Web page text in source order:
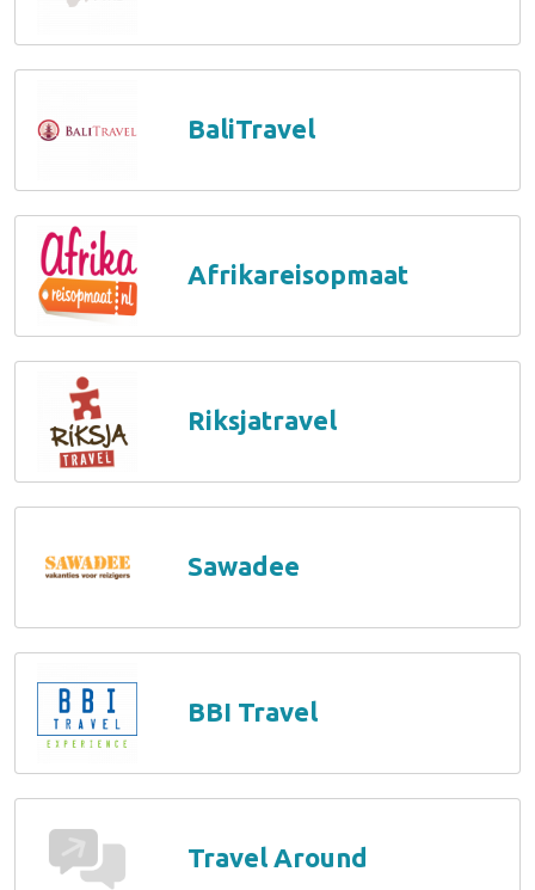
BaliTravel
Afrikareisopmaat
Riksjatravel
Sawadee
BBI Travel
Travel Around